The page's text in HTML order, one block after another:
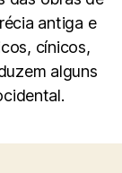
antiga e
cínicos,
alguns